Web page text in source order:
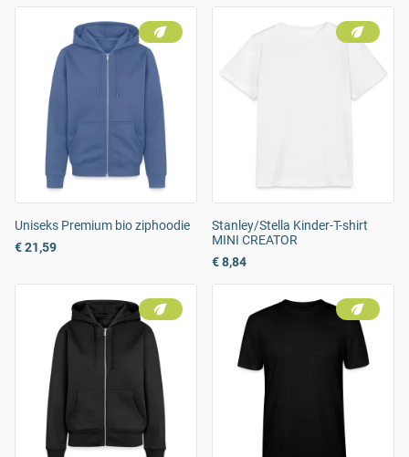
Uniseks Premium bio ziphoodie
€ 21,59
Stanley/Stella Kinder-T-shirt
MINI CREATOR
€ 8,84